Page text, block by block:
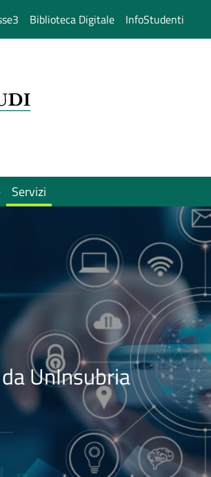
Biblioteca Digitale InfoStudenti
Servizi
UnInsubria